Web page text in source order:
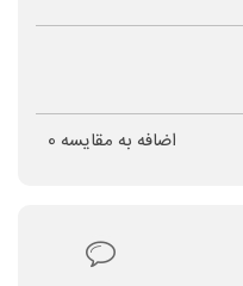
اضافه به مقایسه 0